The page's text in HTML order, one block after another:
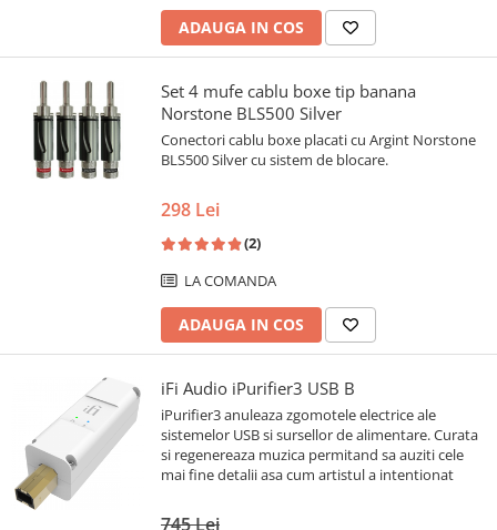
ADAUGA IN COS
Set 4 mufe cablu boxe tip banana
Norstone BLS500 Silver
Conectori cablu boxe placati cu Argint Norstone
BLS500 Silver cu sistem de blocare.
298 Lei
(2)
LA COMANDA
ADAUGA IN COS
iFi Audio iPurifier3 USB B
iPurifier3 anuleaza zgomotele electrice ale
sistemelor USB si sursellor de alimentare. Curata
si regenereaza muzica permitand sa auziti cele
mai fine detalii asa cum artistul a intentionat
745 Lei